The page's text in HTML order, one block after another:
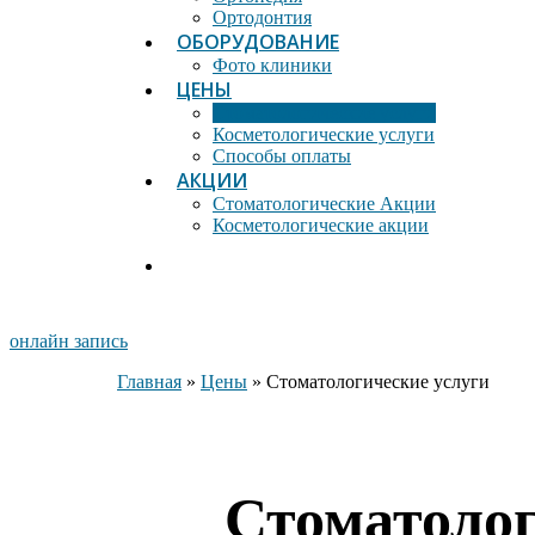
Ортодонтия
ОБОРУДОВАНИЕ
Фото клиники
ЦЕНЫ
Косметологические услуги
Способы оплаты
АКЦИИ
Стоматологические Акции
Косметологические акции
онлайн запись
Главная » Цены » Стоматологические услуги